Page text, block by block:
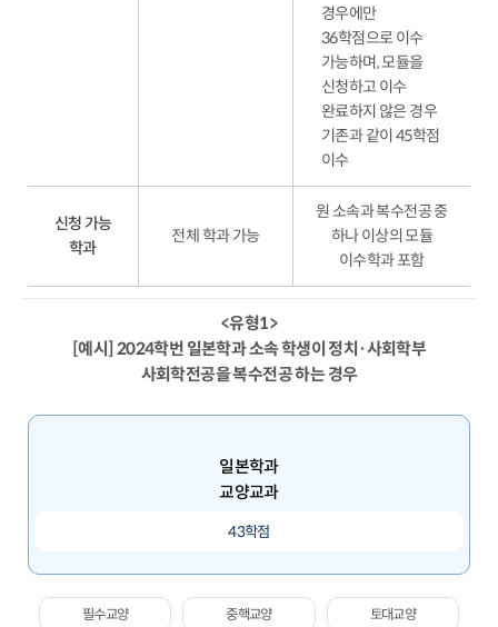
경우에만
36학점으로 이수
가능하며, 모듈을
신청하고 이수
완료하지 않은 경우
기존과 같이 45학점
이수
신청 가능
학과
전체 학과 가능
원 소속과 복수전공 중
하나 이상의 모듈
이수학과 포함
<유형1>
[예시] 2024학번 일본학과 소속 학생이 정치·사회학부
사회학전공을 복수전공 하는 경우
일본학과
교양교과
43학점
필수교양 중핵교양 토대교양